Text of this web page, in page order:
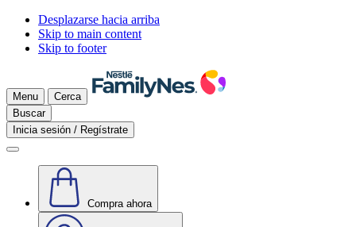
Desplazarse hacia arriba
Skip to main content
Skip to footer
Menu
Cerca
Buscar
Inicia sesión / Regístrate
Compra ahora